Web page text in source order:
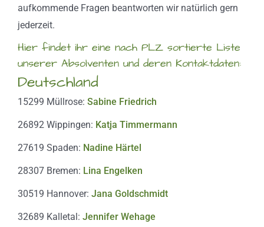
aufkommende Fragen beantworten wir natürlich gern
jederzeit.
Hier findet ihr eine nach PLZ sortierte Liste
unserer Absolventen und deren Kontaktdaten:
Deutschland
15299 Müllrose: Sabine Friedrich
26892 Wippingen: Katja Timmermann
27619 Spaden: Nadine Härtel
28307 Bremen: Lina Engelken
30519 Hannover: Jana Goldschmidt
32689 Kalletal: Jennifer Wehage